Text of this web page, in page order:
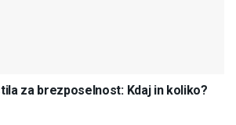
za brezposelnost: Kdaj in koliko?